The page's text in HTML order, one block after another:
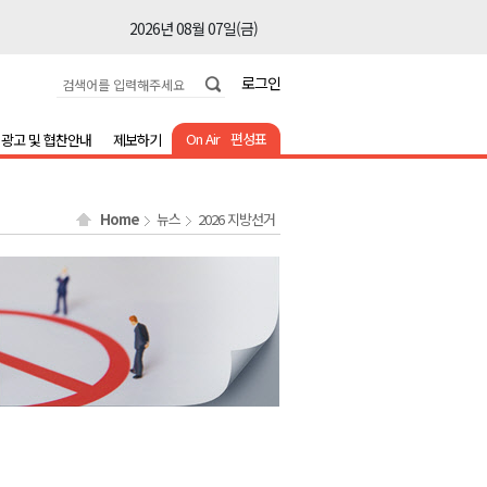
2026년 08월 07일(금)
2026년 08월 07일(금)
2026년 08월 07일(금)
2026년 08월 07일(금)
2026년 08월 07일(금)
2026년 08월 07일(금)
2026년 08월 07일(금)
로그인
On Air 편성표
광고 및 협찬안내 제보하기
Home 뉴스 2026 지방선거